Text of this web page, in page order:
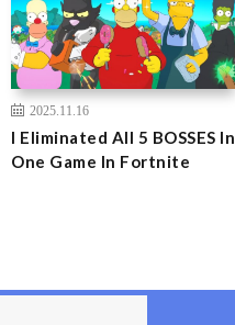
2025.11.16
I Eliminated All 5 BOSSES In
One Game In Fortnite